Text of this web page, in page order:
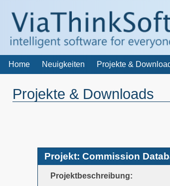
Home Neuigkeiten Projekte &
Projekte & Downloads
Projekt: Commission
Projektbeschreibung: